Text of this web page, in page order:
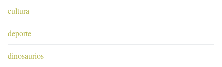
cultura
deporte
dinosaurios